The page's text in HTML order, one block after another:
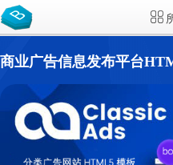
商业广告信息发布平台